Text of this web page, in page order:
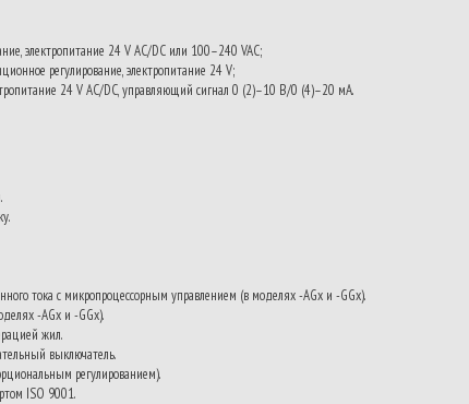
электропитание 24 V AC/DC или 100–240 VAC;
регулирование, электропитание 24 V;
24 V AC/DC, управляющий сигнал 0 (2)–10 В/0 (4)–20 мА.
тока с микропроцессорным управлением (в моделях -AGx и -GGx).
-AGx и -GGx).
жил.
выключатель.
регулированием).
ISO 9001.